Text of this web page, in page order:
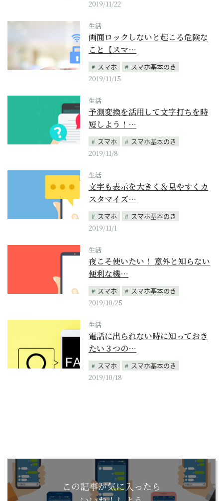
2019/11/22
生活
画面ロックしないと起こる危険な
こと【スマ…
スマホ
スマホ基本のき
2019/11/15
生活
予測変換を活用して文字打ちを時
短しよう！…
スマホ
スマホ基本のき
2019/11/8
生活
文字も表示を大きく＆見やすくカ
スタマイズ…
スマホ
スマホ基本のき
2019/11/1
生活
夜こそ使いたい！ 意外と知らない
便利な機…
スマホ
スマホ基本のき
2019/10/25
生活
電話に出られない時に知っておき
たい３つの…
スマホ
スマホ基本のき
2019/10/18
この記事が気に入ったら